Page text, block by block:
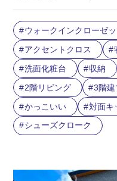
ウォークインクローゼッ
アクセントクロス
洗面化粧台
収納
2階リビング
3階建
かっこいい
対面キ
シューズクローク